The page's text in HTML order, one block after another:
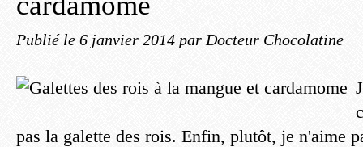
Publié le 6 janvier 2014 par Docteur Chocolatine
pas la galette des rois. Enfin, plutôt, je n'aime